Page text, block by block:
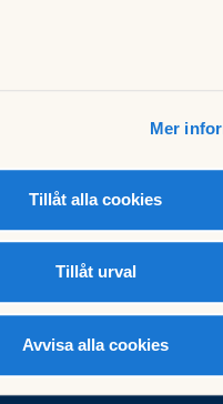
Mer
Tillåt alla cookies
Tillåt urval
Avvisa alla cookies